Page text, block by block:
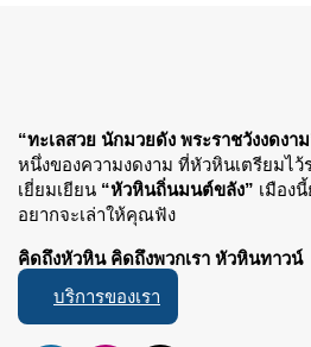
“ทะเลสวย นักมวยดัง พระราชวังงดงา
หนึ่งของความงดงาม ที่หัวหินเตรียมไ
เยี่ยมเยียน “หัวหินถิ่นมนต์ขลัง” เมือง
อยากจะเล่าให้คุณฟัง
คิดถึงหัวหิน คิดถึงพวกเรา หัวหินทาวน์
บริการของเรา